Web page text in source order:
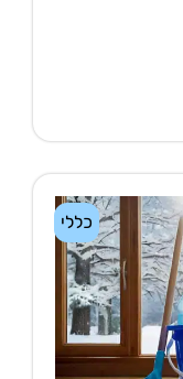
כללי